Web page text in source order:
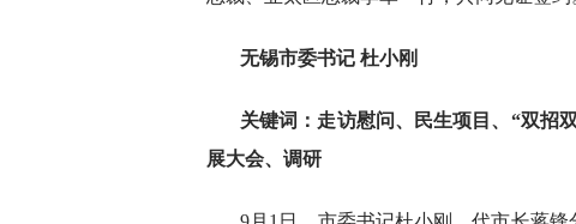
无锡市委书记 杜小刚
关键词：走访慰问、民生项目、“双招
展大会、调研